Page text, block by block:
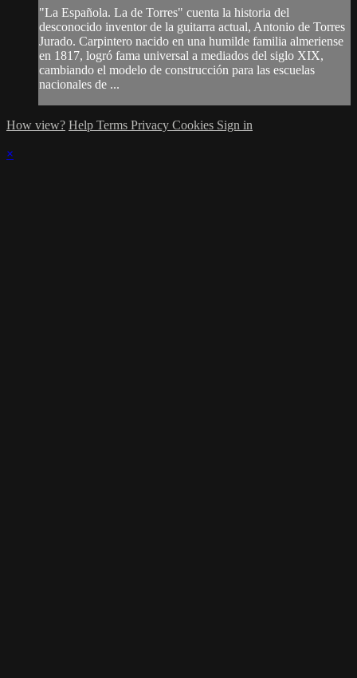
"La Española. La de Torres" cuenta la historia del
desconocido inventor de la guitarra actual, Antonio de Torres
Jurado. Carpintero nacido en una humilde familia almeriense
en 1817, logró fama universal a mediados del siglo XIX,
cambiando el modelo de construcción para las escuelas
nacionales de ...
How view? Help Terms Privacy Cookies Sign in
×